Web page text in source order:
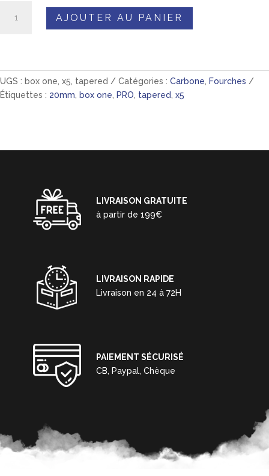
X5
Tapered
AJOUTER AU PANIER
UGS : box one, x5, tapered Catégories : Carbone, Fourches
Étiquettes : 20mm, box one, PRO, tapered, x5
LIVRAISON GRATUITE
à partir de 199€
LIVRAISON RAPIDE
Livraison en 24 à 72H
PAIEMENT SÉCURISÉ
CB, Paypal, Chèque